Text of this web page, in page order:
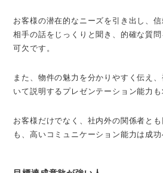
お客様の潜在的なニーズを引き出し、信
相手の話をじっくりと聞き、的確な質
可欠です。
また、物件の魅力を分かりやすく伝え
いて説明するプレゼンテーション能力も
お客様だけでなく、社内外の関係者と
も、高いコミュニケーション能力は成功